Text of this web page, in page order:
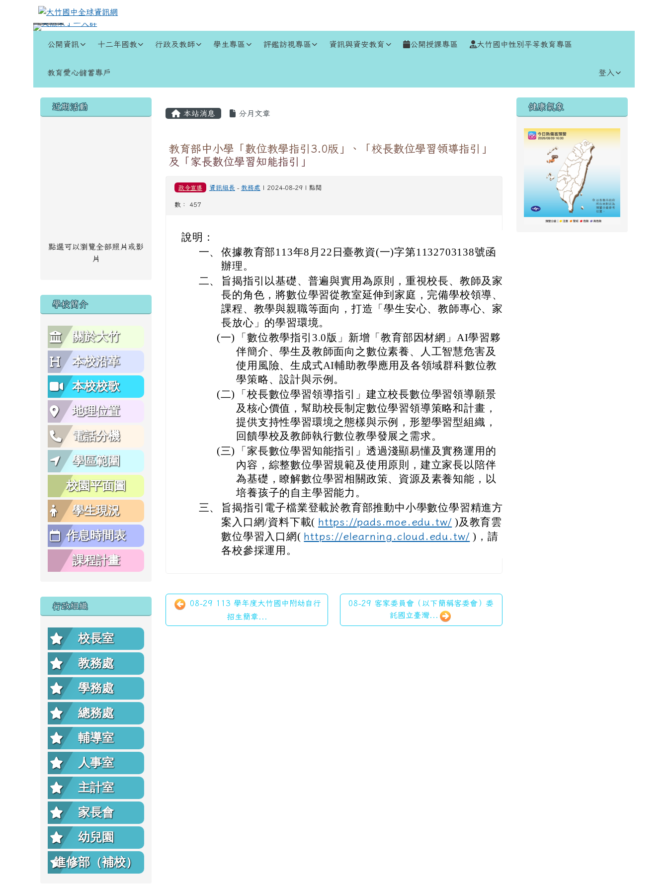
跳至主內容區
大竹國中全球資訊網
公開資訊 十二年國教 行政及教師 學生專區 評鑑訪視專區 資訊與資安教育 公開授課專區 大竹國中性別平等教育專區
教育愛心儲蓄專戶 登入
左邊區域內容
近期活動
點選可以瀏覽全部照片或影
片
學校簡介
關於大竹
本校沿革
本校校歌
地理位置
電話分機
學區範圍
校園平面圖
學生現況
作息時間表
課程計畫
行政組織
校長室
教務處
學務處
總務處
輔導室
人事室
主計室
家長會
幼兒園
進修部（補校）
主內容區域
本站消息 分月文章
教育部中小學「數位教學指引3.0版」、「校長數位學習領導指引」
及「家長數位學習知能指引」
政令宣導 資訊組長 - 教務處 | 2024-08-29 | 點閱
數： 457
說明：
一、 依據教育部113年8月22日臺教資(一)字第1132703138號函
辦理。
二、
旨揭指引以基礎、普遍與實用為原則，重視校長、教師及家
長的角色，將數位學習從教室延伸到家庭，完備學校領導、
課程、教學與親職等面向，打造「學生安心、教師專心、家
長放心」的學習環境。
(一)
「數位教學指引3.0版」新增「教育部因材網」AI學習夥
伴簡介、學生及教師面向之數位素養、人工智慧危害及
使用風險、生成式AI輔助教學應用及各領域群科數位教
學策略、設計與示例。
(二)
「校長數位學習領導指引」建立校長數位學習領導願景
及核心價值，幫助校長制定數位學習領導策略和計畫，
提供支持性學習環境之態樣與示例，形塑學習型組織，
回饋學校及教師執行數位教學發展之需求。
(三)
「家長數位學習知能指引」透過淺顯易懂及實務運用的
內容，綜整數位學習規範及使用原則，建立家長以陪伴
為基礎，瞭解數位學習相關政策、資源及素養知能，以
培養孩子的自主學習能力。
三、
旨揭指引電子檔業登載於教育部推動中小學數位學習精進方
案入口網/資料下載( https://pads.moe.edu.tw/ )及教育雲
數位學習入口網( https://elearning.cloud.edu.tw/ )，請
各校參採運用。
08-29 113 學年度大竹國中附幼自行
招生簡章...
08-29 客家委員會（以下簡稱客委會）委
託國立臺灣...
右邊區域內容
健康氣象
頁尾區域